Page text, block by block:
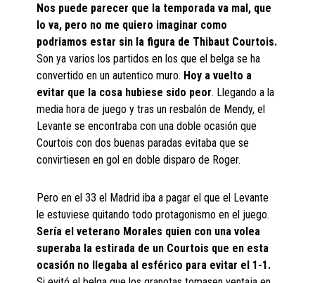
Nos puede parecer que la temporada va mal, que
lo va, pero no me quiero imaginar como
podriamos estar sin la figura de Thibaut Courtois.
Son ya varios los partidos en los que el belga se ha
convertido en un autentico muro. Hoy a vuelto a
evitar que la cosa hubiese sido peor. Llegando a la
media hora de juego y tras un resbalón de Mendy, el
Levante se encontraba con una doble ocasión que
Courtois con dos buenas paradas evitaba que se
convirtiesen en gol en doble disparo de Roger.
Pero en el 33 el Madrid iba a pagar el que el Levante
le estuviese quitando todo protagonismo en el juego.
Sería el veterano Morales quien con una volea
superaba la estirada de un Courtois que en esta
ocasión no llegaba al esférico para evitar el 1-1.